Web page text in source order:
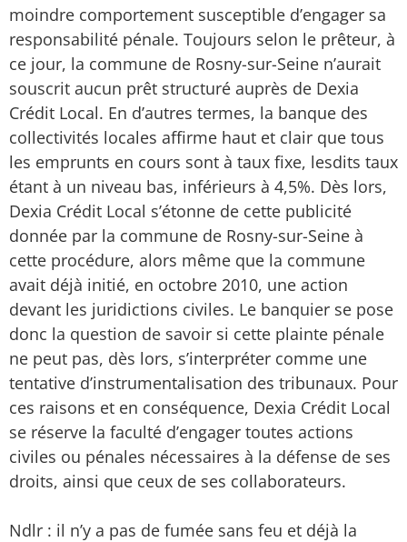
moindre comportement susceptible d’engager sa
responsabilité pénale. Toujours selon le prêteur, à
ce jour, la commune de Rosny-sur-Seine n’aurait
souscrit aucun prêt structuré auprès de Dexia
Crédit Local. En d’autres termes, la banque des
collectivités locales affirme haut et clair que tous
les emprunts en cours sont à taux fixe, lesdits taux
étant à un niveau bas, inférieurs à 4,5%. Dès lors,
Dexia Crédit Local s’étonne de cette publicité
donnée par la commune de Rosny-sur-Seine à
cette procédure, alors même que la commune
avait déjà initié, en octobre 2010, une action
devant les juridictions civiles. Le banquier se pose
donc la question de savoir si cette plainte pénale
ne peut pas, dès lors, s’interpréter comme une
tentative d’instrumentalisation des tribunaux. Pour
ces raisons et en conséquence, Dexia Crédit Local
se réserve la faculté d’engager toutes actions
civiles ou pénales nécessaires à la défense de ses
droits, ainsi que ceux de ses collaborateurs.
Ndlr : il n’y a pas de fumée sans feu et déjà la